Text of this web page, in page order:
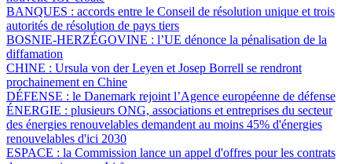
BANQUES : accords entre le Conseil de résolution unique et trois
autorités de résolution de pays tiers
BOSNIE-HERZÉGOVINE : l’UE dénonce la pénalisation de la
diffamation
CHINE : Ursula von der Leyen et Josep Borrell se rendront
prochainement en Chine
DÉFENSE : le Danemark rejoint l’Agence européenne de défense
ÉNERGIE : plusieurs ONG, associations et entreprises du secteur
des énergies renouvelables demandent au moins 45% d'énergies
renouvelables d'ici 2030
ESPACE : la Commission lance un appel d'offres pour les contrats